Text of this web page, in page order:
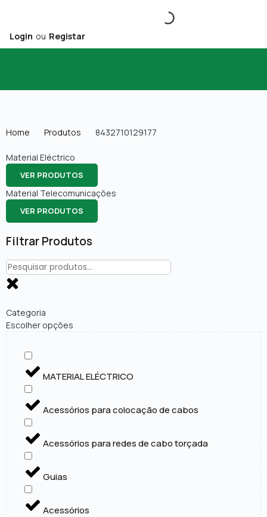
Login ou Registar
Home Produtos 8432710129177
Filtrar Produtos
Categoria
Escolher opções
MATERIAL ELÉCTRICO
Acessórios para colocação de cabos
Acessórios para redes de cabo torçada
Guias
Acessórios
Material Eléctrico
VER PRODUTOS
Material Telecomunicações
VER PRODUTOS